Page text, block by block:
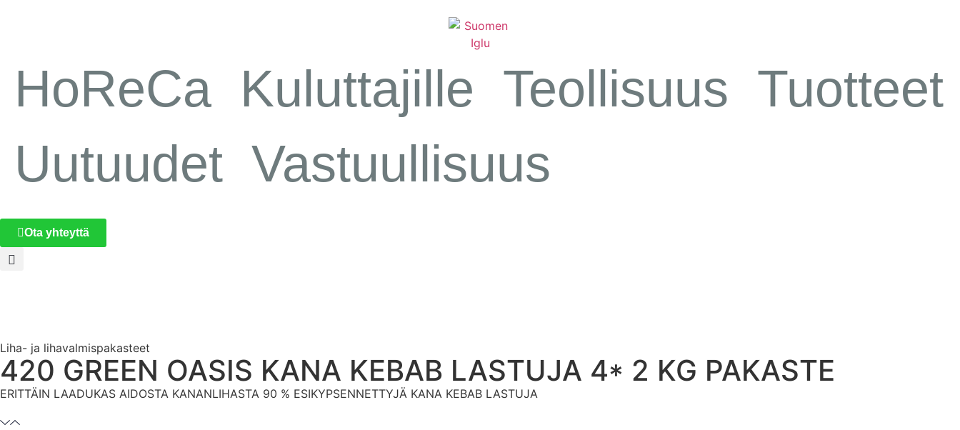
HoReCa Kuluttajille Teollisuus Tuotteet
Uutuudet Vastuullisuus
Ota yhteyttä
Liha- ja lihavalmispakasteet
420 GREEN OASIS KANA KEBAB LASTUJA 4* 2 KG PAKASTE
ERITTÄIN LAADUKAS AIDOSTA KANANLIHASTA 90 % ESIKYPSENNETTYJÄ KANA KEBAB LASTUJA